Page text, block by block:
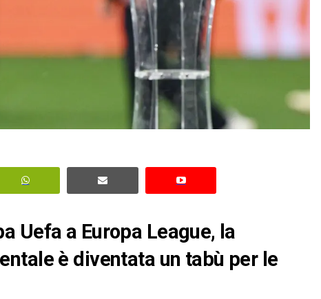
Uefa a Europa League, la
è diventata un tabù per le